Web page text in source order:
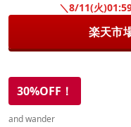
＼8/11(火
楽天市
30%OFF！
and wander